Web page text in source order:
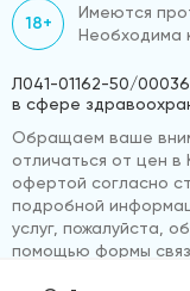
18+
Имеются
Необходима
Л041-01162-50/
в сфере
Обращаем ваше
отличаться от цен в
офертой согласно
подробной
услуг, пожалуйста,
помощью формы